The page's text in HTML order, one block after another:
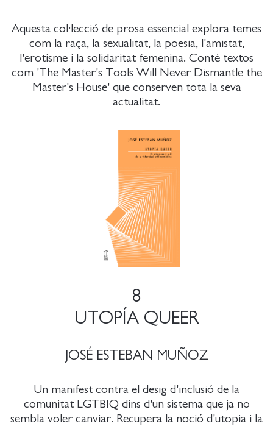
Aquesta col·lecció de prosa essencial explora temes
com la raça, la sexualitat, la poesia, l'amistat,
l'erotisme i la solidaritat femenina. Conté textos
com 'The Master's Tools Will Never Dismantle the
Master's House' que conserven tota la seva
actualitat.
8
UTOPÍA QUEER
JOSÉ ESTEBAN MUÑOZ
Un manifest contra el desig d'inclusió de la
comunitat LGTBIQ dins d'un sistema que ja no
sembla voler canviar. Recupera la noció d'utopia i la